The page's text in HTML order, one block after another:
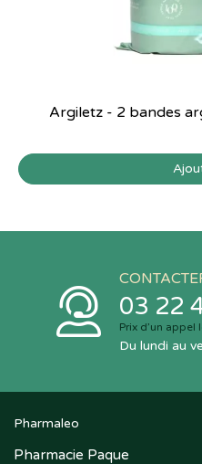
Argiletz - 2 bandes
03 22
Prix d’un appel
Du lundi au
Pharmaleo
Pharmacie Paque